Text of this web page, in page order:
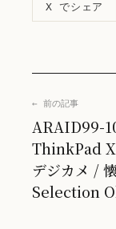
X でシェア
← 前の記事
ARAID99-
ThinkPad
デジカメ /
Selection